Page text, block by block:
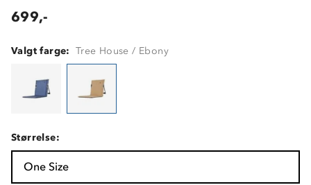
699,-
Valgt farge: Tree House / Ebony
Størrelse:
One Size